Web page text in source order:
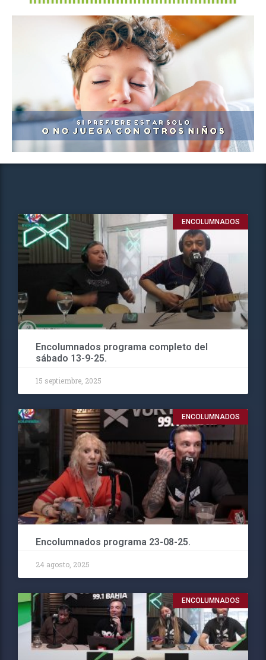
ENCOLUMNADOS
Encolumnados programa completo del
sábado 13-9-25.
15 septiembre, 2025
ENCOLUMNADOS
Encolumnados programa 23-08-25.
24 agosto, 2025
ENCOLUMNADOS